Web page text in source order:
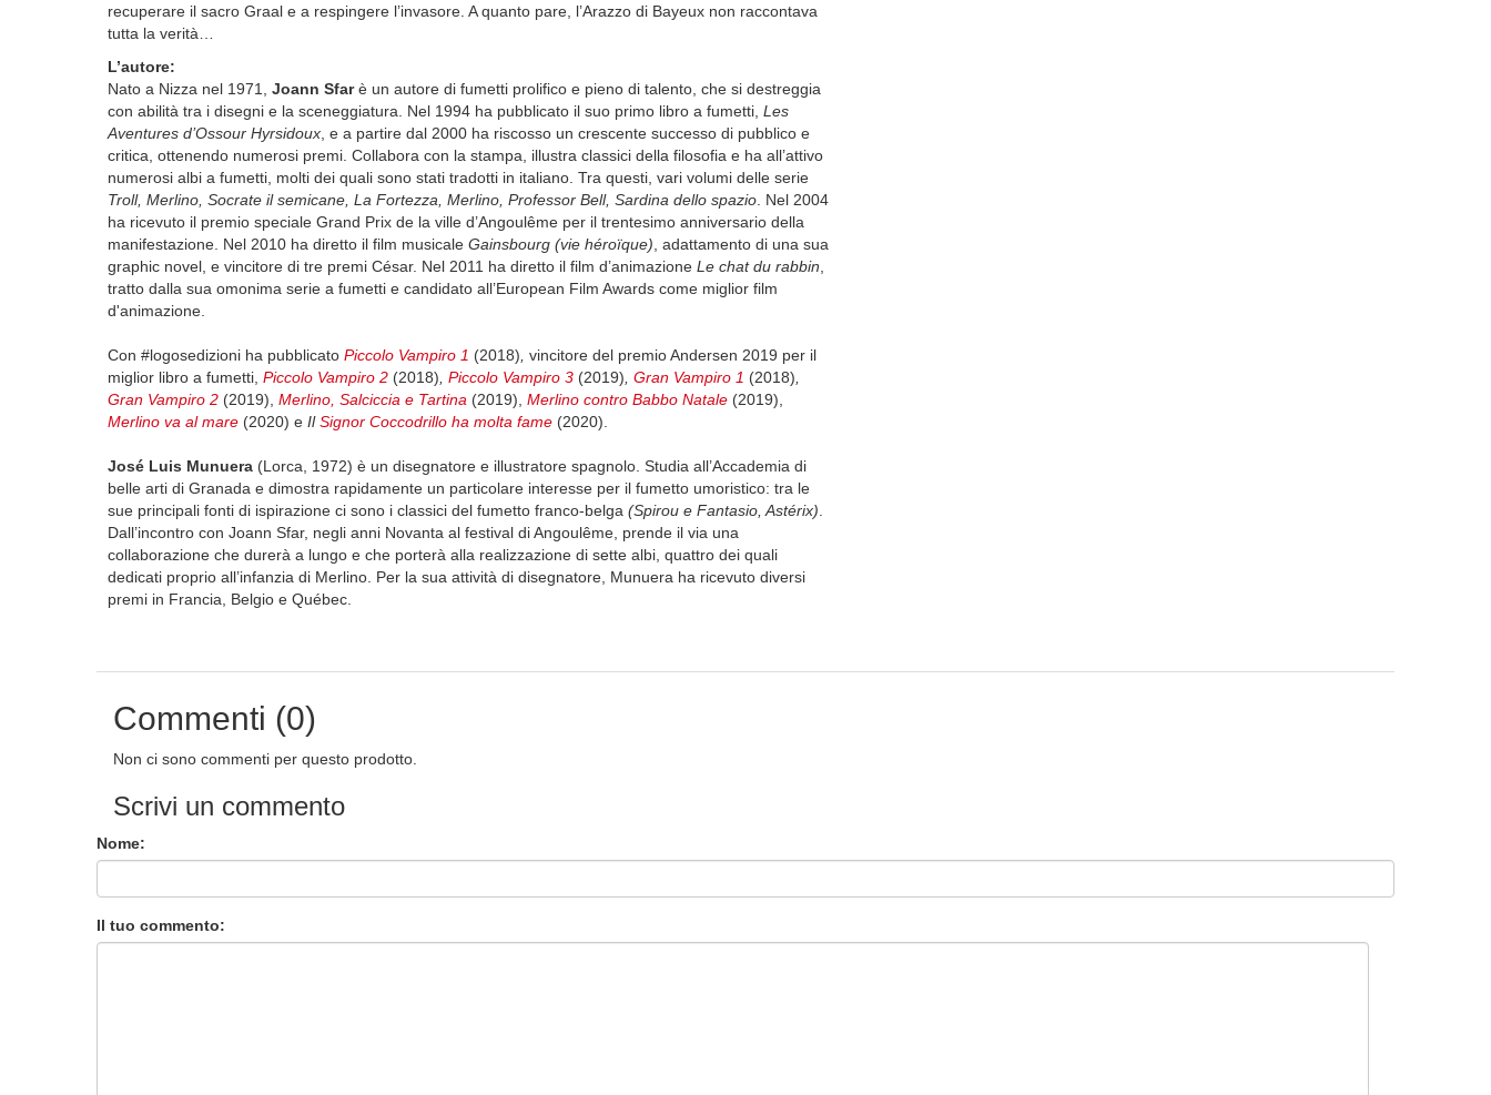
recuperare il sacro Graal e a respingere l’invasore. A quanto pare, l’Arazzo di Bayeux non raccontava
tutta la verità…
L’autore:
Nato a Nizza nel 1971, Joann Sfarè un autore di fumetti prolifico e pieno di talento, che si destreggia
con abilità tra i disegni e la sceneggiatura. Nel 1994 ha pubblicato il suo primo libro a fumetti, Les
Aventures d’Ossour Hyrsidoux, e a partire dal 2000 ha riscosso un crescente successo di pubblico e
critica, ottenendo numerosi premi. Collabora con la stampa, illustra classici della filosofia e ha all’attivo
numerosi albi a fumetti, molti dei quali sono stati tradotti in italiano. Tra questi, vari volumi delle serie
Troll, Merlino, Socrate il semicane, La Fortezza, Merlino, Professor Bell, Sardina dello spazio. Nel 2004
ha ricevuto il premio speciale Grand Prix de la ville d’Angoulême per il trentesimo anniversario della
manifestazione. Nel 2010 ha diretto il film musicale Gainsbourg (vie héroïque), adattamento di una sua
graphic novel, e vincitore di tre premi César. Nel 2011 ha diretto il film d’animazione Le chat du rabbin,
tratto dalla sua omonima serie a fumetti e candidato all’European Film Awards come miglior film
d'animazione.
Con #logosedizioni ha pubblicato Piccolo Vampiro 1 (2018), vincitore del premio Andersen 2019 per il
miglior libro a fumetti, Piccolo Vampiro 2 (2018), Piccolo Vampiro 3 (2019), Gran Vampiro 1 (2018),
Gran Vampiro 2 (2019), Merlino, Salciccia e Tartina (2019), Merlino contro Babbo Natale (2019),
Merlino va al mare (2020) e IlSignor Coccodrillo ha molta fame (2020).
José Luis Munuera (Lorca, 1972) è un disegnatore e illustratore spagnolo. Studia all’Accademia di
belle arti di Granada e dimostra rapidamente un particolare interesse per il fumetto umoristico: tra le
sue principali fonti di ispirazione ci sono i classici del fumetto franco-belga (Spirou e Fantasio, Astérix).
Dall’incontro con Joann Sfar, negli anni Novanta al festival di Angoulême, prende il via una
collaborazione che durerà a lungo e che porterà alla realizzazione di sette albi, quattro dei quali
dedicati proprio all’infanzia di Merlino. Per la sua attività di disegnatore, Munuera ha ricevuto diversi
premi in Francia, Belgio e Québec.
Commenti (0)
Non ci sono commenti per questo prodotto.
Scrivi un commento
Nome:
Il tuo commento: